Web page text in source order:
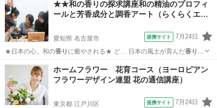
★★和の香りの探求講座和の精油のプロフィ
ールと芳香成分と調香アート（らくらくエ…
愛知県 名古屋市 提携サイト 7月24日
★日本の心、和の香り に癒やされる★ ど… 日本の風土が育んだ香り の
力と知恵を深く学… らしに調和する和の香りアイテムを手作り。…
愛知 名古屋市
ホームフラワー 花育コース（ヨーロピアン
フラワーデザイン連盟 花の通信講座）
東京都 江戸川区 提携サイト 7月24日